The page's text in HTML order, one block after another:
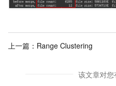
上一篇： Range Clustering
该文章对您